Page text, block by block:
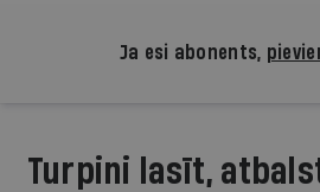
Ja esi abonents,
Turpini lasīt,